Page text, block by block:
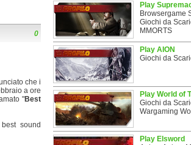
0
che i
a ore
"Best
sound
Play
Browsergame
Giochi da
MMORTS
Play AION
Giochi da
Play World of
Giochi da
Wargaming
Play Elsword